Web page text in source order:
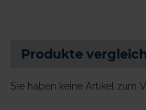
Produkte
Sie haben keine Artikel zum